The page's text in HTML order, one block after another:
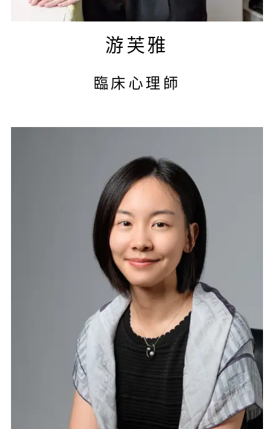
游芙雅
臨床心理師